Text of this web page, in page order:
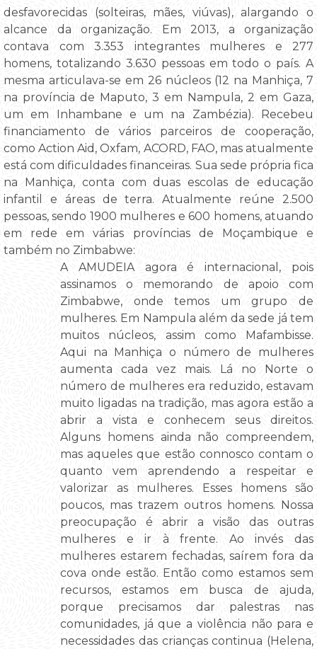
desfavorecidas (solteiras, mães, viúvas), alargando o
alcance da organização. Em 2013, a organização
contava com 3.353 integrantes mulheres e 277
homens, totalizando 3.630 pessoas em todo o país. A
mesma articulava-se em 26 núcleos (12 na Manhiça, 7
na província de Maputo, 3 em Nampula, 2 em Gaza,
um em Inhambane e um na Zambézia). Recebeu
financiamento de vários parceiros de cooperação,
como Action Aid, Oxfam, ACORD, FAO, mas atualmente
está com dificuldades financeiras. Sua sede própria fica
na Manhiça, conta com duas escolas de educação
infantil e áreas de terra. Atualmente reúne 2.500
pessoas, sendo 1900 mulheres e 600 homens, atuando
em rede em várias províncias de Moçambique e
também no Zimbabwe:
A AMUDEIA agora é internacional, pois
assinamos o memorando de apoio com
Zimbabwe, onde temos um grupo de
mulheres. Em Nampula além da sede já tem
muitos núcleos, assim como Mafambisse.
Aqui na Manhiça o número de mulheres
aumenta cada vez mais. Lá no Norte o
número de mulheres era reduzido, estavam
muito ligadas na tradição, mas agora estão a
abrir a vista e conhecem seus direitos.
Alguns homens ainda não compreendem,
mas aqueles que estão connosco contam o
quanto vem aprendendo a respeitar e
valorizar as mulheres. Esses homens são
poucos, mas trazem outros homens. Nossa
preocupação é abrir a visão das outras
mulheres e ir à frente. Ao invés das
mulheres estarem fechadas, saírem fora da
cova onde estão. Então como estamos sem
recursos, estamos em busca de ajuda,
porque precisamos dar palestras nas
comunidades, já que a violência não para e
necessidades das crianças continua (Helena,